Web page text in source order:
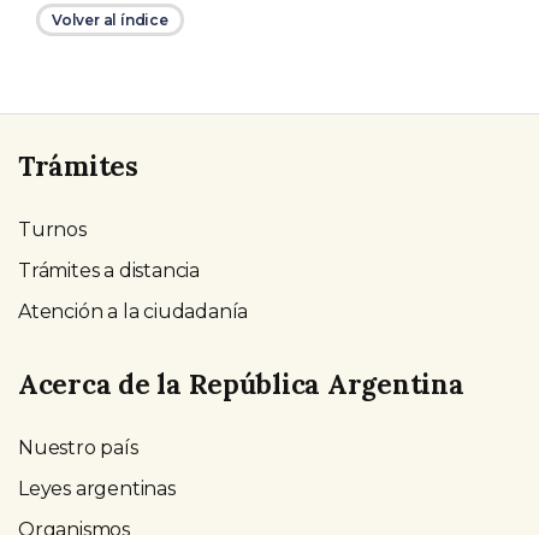
Volver al índice
Trámites
Turnos
Trámites a distancia
Atención a la ciudadanía
Acerca de la República Argentina
Nuestro país
Leyes argentinas
Organismos